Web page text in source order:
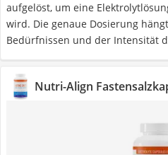
aufgelöst, um eine
wird. Die genaue Dosierung
Bedürfnissen und der Intensität
Nutri-Align